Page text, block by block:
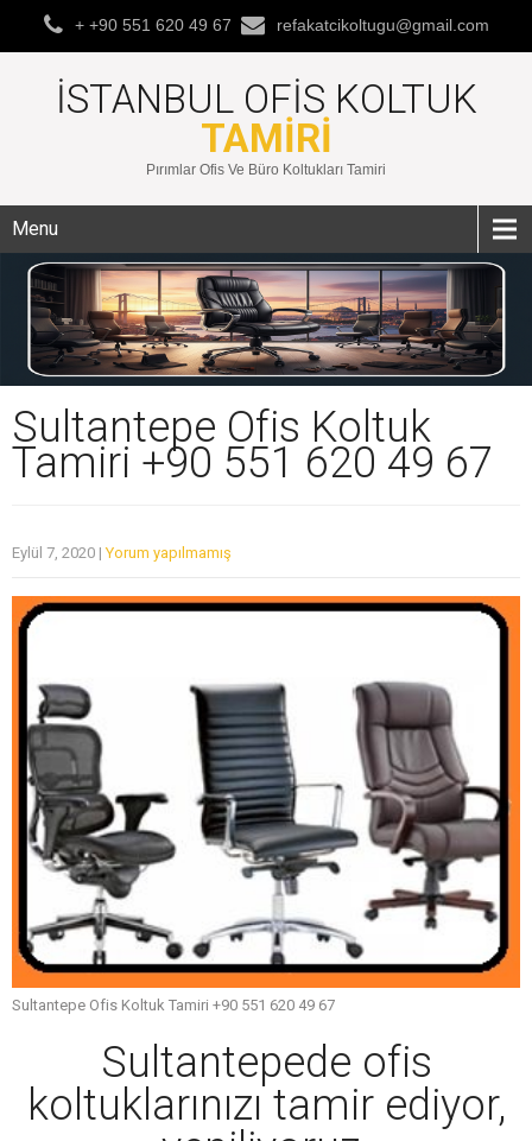
+ +90 551 620 49 67 refakatcikoltugu@gmail.com
İSTANBUL OFIS KOLTUK
TAMIRI
Pırımlar Ofis Ve Büro Koltukları Tamiri
Menu
Sultantepe Ofis Koltuk
Tamiri +90 551 620 49 67
Eylül 7, 2020 |Yorum yapılmamış
Sultantepe Ofis Koltuk Tamiri +90 551 620 49 67
Sultantepede ofis
koltuklarınızı tamir ediyor,